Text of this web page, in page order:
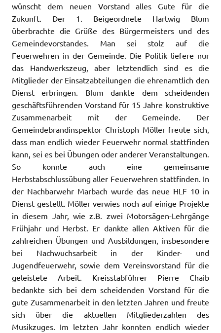
wünscht dem neuen Vorstand alles Gute für die
Zukunft. Der 1. Beigeordnete Hartwig Blum
überbrachte die Grüße des Bürgermeisters und des
Gemeindevorstandes. Man sei stolz auf die
Feuerwehren in der Gemeinde. Die Politik liefere nur
das Handwerkszeug, aber letztendlich sind es die
Mitglieder der Einsatzabteilungen die ehrenamtlich den
Dienst erbringen. Blum dankte dem scheidenden
geschäftsführenden Vorstand für 15 Jahre konstruktive
Zusammenarbeit mit der Gemeinde. Der
Gemeindebrandinspektor Christoph Möller freute sich,
dass man endlich wieder Feuerwehr normal stattfinden
kann, sei es bei Übungen oder anderer Veranstaltungen.
So konnte auch eine gemeinsame
Herbstabschlussübung aller Feuerwehren stattfinden. In
der Nachbarwehr Marbach wurde das neue HLF 10 in
Dienst gestellt. Möller verwies noch auf einige Projekte
in diesem Jahr, wie z.B. zwei Motorsägen-Lehrgänge
Frühjahr und Herbst. Er dankte allen Aktiven für die
zahlreichen Übungen und Ausbildungen, insbesondere
bei Nachwuchsarbeit in der Kinder- und
Jugendfeuerwehr, sowie dem Vereinsvorstand für die
geleistete Arbeit. Kreisstabführer Pierre Chaib
bedankte sich bei dem scheidenden Vorstand für die
gute Zusammenarbeit in den letzten Jahren und freute
sich über die aktuellen Mitgliederzahlen des
Musikzuges. Im letzten Jahr konnten endlich wieder